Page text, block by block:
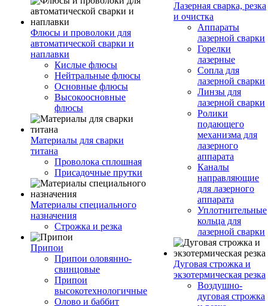
Флюсы и проволоки для
автоматической сварки и
наплавки
Кислые флюсы
Нейтральные флюсы
Основные флюсы
Высокоосновные
флюсы
Материалы для сварки
титана
Проволока сплошная
Присадочные прутки
Материалы специального
назначения
Строжка и резка
Припои
Припои оловянно-
свинцовые
Припои
высокотехнологичные
Олово и баббит
Лазерная сварка, резка
и очистка
Аппараты
лазерной сварки
Горелки
лазерные
Сопла для
лазерной сварки
Линзы для
лазерной сварки
Ролики
подающего
механизма для
лазерного
аппарата
Каналы
направляющие
для лазерного
аппарата
Уплотнительные
кольца для
лазерной сварки
Дуговая строжка и
экзотермическая резка
Воздушно-
дуговая строжка